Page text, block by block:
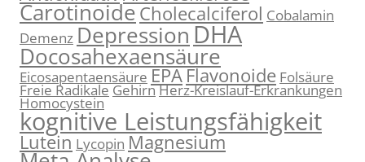
CarotinoideCholecalciferol Cobalamin
Demenz DepressionDHA
Docosahexaensäure
Eicosapentaensäure EPAFlavonoide Folsäure
Freie RadikaleGehirnHerz-Kreislauf-Erkrankungen
Homocystein
kognitive Leistungsfähigkeit
Lutein Lycopin Magnesium